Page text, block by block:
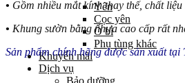
Yên
Cọc yên
Ổ bi
Phụ tùng khác
Khuyến mãi
Dịch vụ
Bảo dưỡng
• Gồm nhiều mắt kính thay thế, chất
• Khung sườn bằng nhựa cao cấp rất
Sản phẩm chính hãng được sản xuất tại